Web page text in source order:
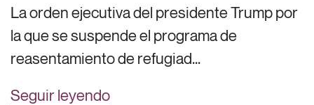
La orden ejecutiva del presidente Trump por
la que se suspende el programa de
reasentamiento de refugiad...
Seguir leyendo